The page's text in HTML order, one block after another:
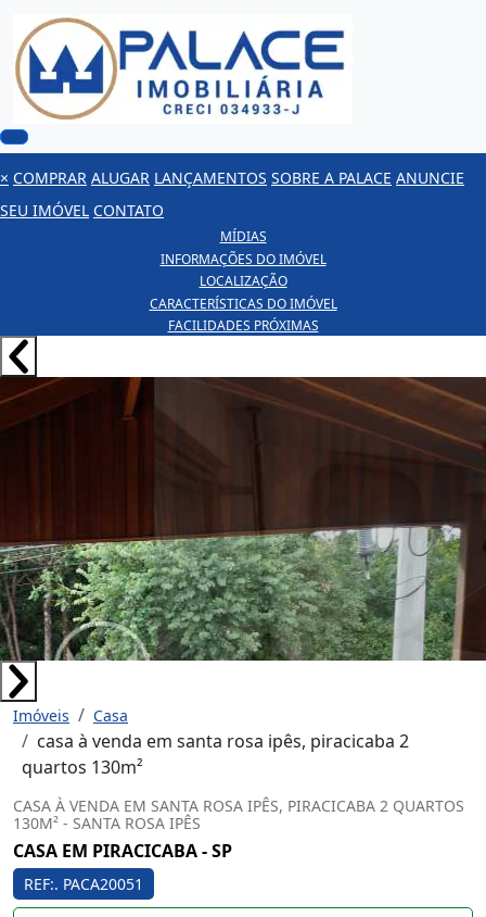
× COMPRAR ALUGAR LANÇAMENTOS SOBRE A PALACE ANUNCIE
SEU IMÓVEL CONTATO
MÍDIAS
INFORMAÇÕES DO IMÓVEL
LOCALIZAÇÃO
CARACTERÍSTICAS DO IMÓVEL
FACILIDADES PRÓXIMAS
Imóveis Casa
casa à venda em santa rosa ipês, piracicaba 2
quartos 130m²
CASA À VENDA EM SANTA ROSA IPÊS, PIRACICABA 2 QUARTOS
130M² - SANTA ROSA IPÊS
CASA EM PIRACICABA - SP
REF:. PACA20051